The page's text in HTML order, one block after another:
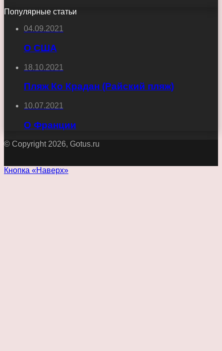
Популярные статьи
04.09.2021
О США
18.10.2021
Пляж Ко Крадан (Райский пляж)
10.07.2021
О Франции
© Copyright 2026, Gotus.ru
Кнопка «Наверх»